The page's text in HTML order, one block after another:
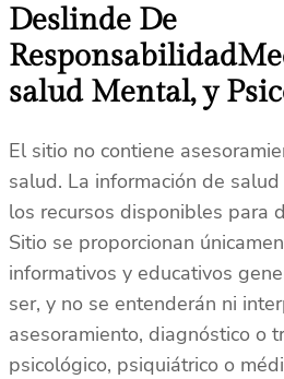
Deslinde De
salud Mental, y
El sitio no contiene
salud. La información de
los recursos disponibles para
Sitio se proporcionan
informativos y educativos
ser, y no se entenderán ni
asesoramiento, diagnóstico o
psicológico, psiquiátrico o